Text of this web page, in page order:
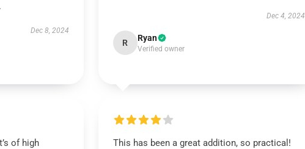
Dec 8, 2024
Dec 4, 2024
R Ryan
Verified owner
of high
This has been a great addition, so practical!